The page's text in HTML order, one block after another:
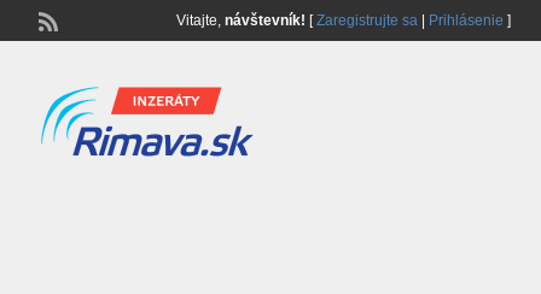
Vitajte, návštevník! [Zaregistrujte sa| Prihlásenie ]